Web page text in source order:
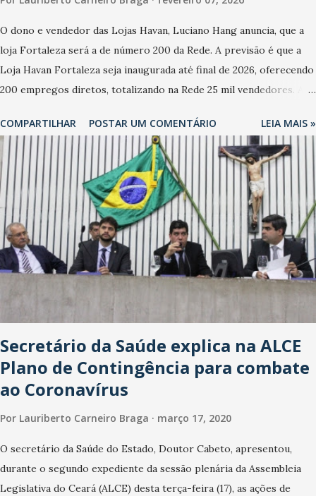
O dono e vendedor das Lojas Havan, Luciano Hang anuncia, que a
loja Fortaleza será a de número 200 da Rede. A previsão é que a
Loja Havan Fortaleza seja inaugurada até final de 2026, oferecendo
200 empregos diretos, totalizando na Rede 25 mil vendedores. A
oficialmente, mas fontes extraoficiais indicam, que será na Avenida
Washington Soares-Messejana. Uma coisa é certa: será a maior
loja Havan do Brasil.
COMPARTILHAR POSTAR UM COMENTÁRIO LEIA MAIS »
Secretário da Saúde explica na ALCE
Plano de Contingência para combate
ao Coronavírus
Por Lauriberto Carneiro Braga março 17, 2020
O secretário da Saúde do Estado, Doutor Cabeto, apresentou,
durante o segundo expediente da sessão plenária da Assembleia
Legislativa do Ceará (ALCE) desta terça-feira (17), as ações de